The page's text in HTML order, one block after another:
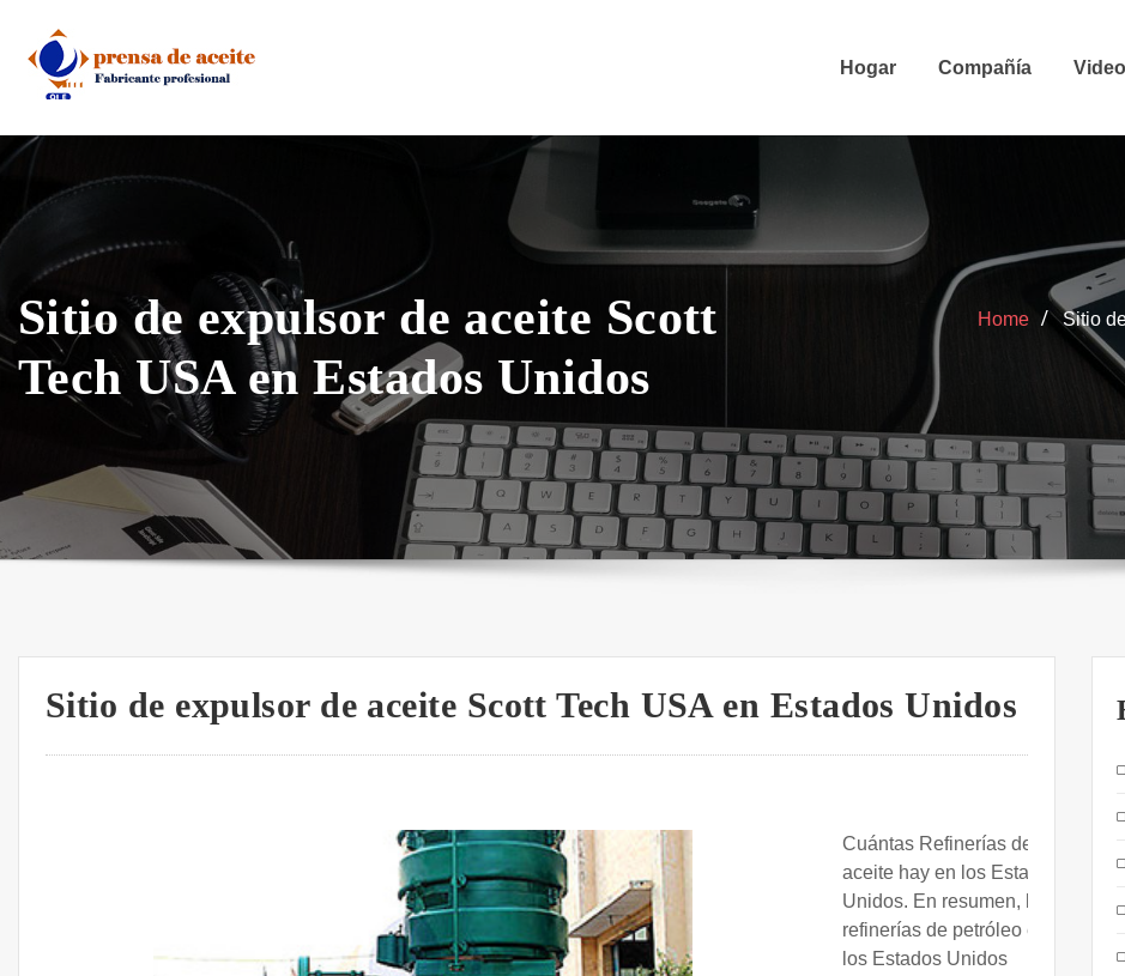
content
Hogar Compañía Video
Sitio de expulsor de aceite Scott
Tech USA en Estados Unidos
Home Sitio
Sitio de expulsor de aceite Scott Tech USA en Estados Unidos
Cuántas Refinerías de
aceite hay en los Estados
Unidos. En resumen, las
refinerías de petróleo en
los Estados Unidos